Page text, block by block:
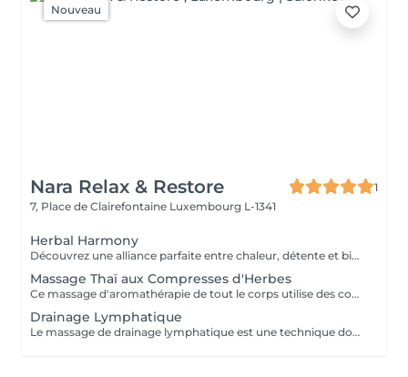
Nouveau
Nara Relax & Restore
1
7, Place de Clairefontaine Luxembourg L-1341
Herbal Harmony
Découvrez une alliance parfaite entre chaleur, détente et bien-être thaïlandais traditionnel. Ce soin luxueux débute par un massage aux compresses d'herbes thaïlandaises utilisant des pochons d'herbes chauffés à la vapeur pour détendre les muscles et favoriser une profonde relaxation, suivi d'une séance revitalisante de réflexologie plantaire thaïlandaise. Comprend : Massage aux compresses d'herbes thaïlandaises 90 min Réflexologie plantaire thaïlandaise 30 min Durée totale : 120 min Une expérience de bien-être profondément relaxante conçue pour rétablir l'équilibre, soulager les tensions et vous procurer une sensation de fraîcheur et de sérénité.
Massage Thaï aux Compresses d'Herbes
Ce massage d'aromathérapie de tout le corps utilise des compresses chaudes remplies d'un mélange d'herbes et a un effet calmant. Deux compresses seront fournis pour être ramenés à la maison après le massage.
Drainage Lymphatique
Le massage de drainage lymphatique est une technique douce et rythmée qui stimule le système lymphatique, contribuant à l'élimination des toxines, à la réduction des gonflements et à la promotion d'une relaxation et d'un bien-être général.